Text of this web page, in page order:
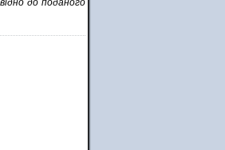
до поданого